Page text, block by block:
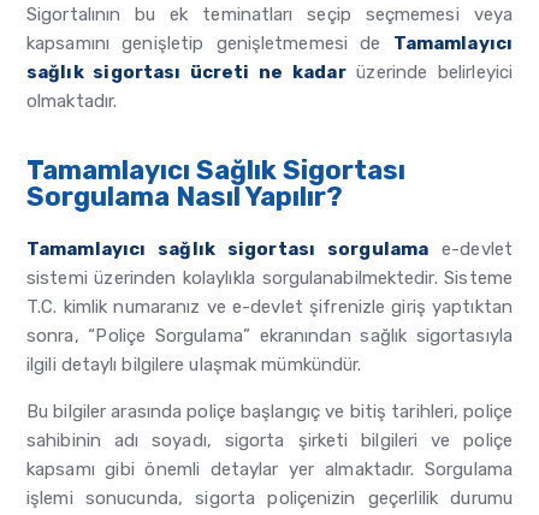
Sigortalının bu ek teminatları seçip seçmemesi veya
kapsamını genişletip genişletmemesi de Tamamlayıcı
sağlık sigortası ücreti ne kadarüzerinde belirleyici
olmaktadır.
Tamamlayıcı Sağlık Sigortası
Sorgulama Nasıl Yapılır?
Tamamlayıcı sağlık sigortası sorgulama e-devlet
sistemi üzerinden kolaylıkla sorgulanabilmektedir. Sisteme
T.C. kimlik numaranız ve e-devlet şifrenizle giriş yaptıktan
sonra, “Poliçe Sorgulama” ekranından sağlık sigortasıyla
ilgili detaylı bilgilere ulaşmak mümkündür.
Bu bilgiler arasında poliçe başlangıç ve bitiş tarihleri, poliçe
sahibinin adı soyadı, sigorta şirketi bilgileri ve poliçe
kapsamı gibi önemli detaylar yer almaktadır. Sorgulama
işlemi sonucunda, sigorta poliçenizin geçerlilik durumu